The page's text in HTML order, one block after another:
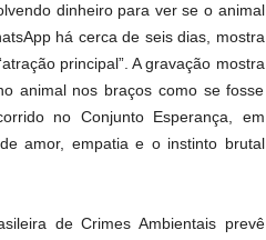
dinheiro para ver se o animal
há cerca de seis dias, mostra
principal”. A gravação mostra
animal nos braços como se fosse
no Conjunto Esperança, em
amor, empatia e o instinto brutal
de Crimes Ambientais prevê